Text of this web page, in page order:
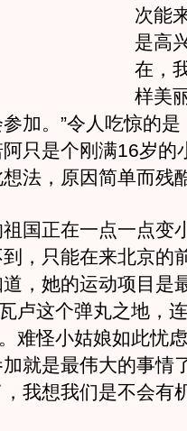
次能
是高
在，
样美
加。”令人吃惊的
只是个刚满16岁的
法，原因简单而残
正在一点一点变
，只能在来北京的
，她的运动项目是
卢这个弹丸之地，
难怪小姑娘如此忧
就是最伟大的事情
我想我们是不会有